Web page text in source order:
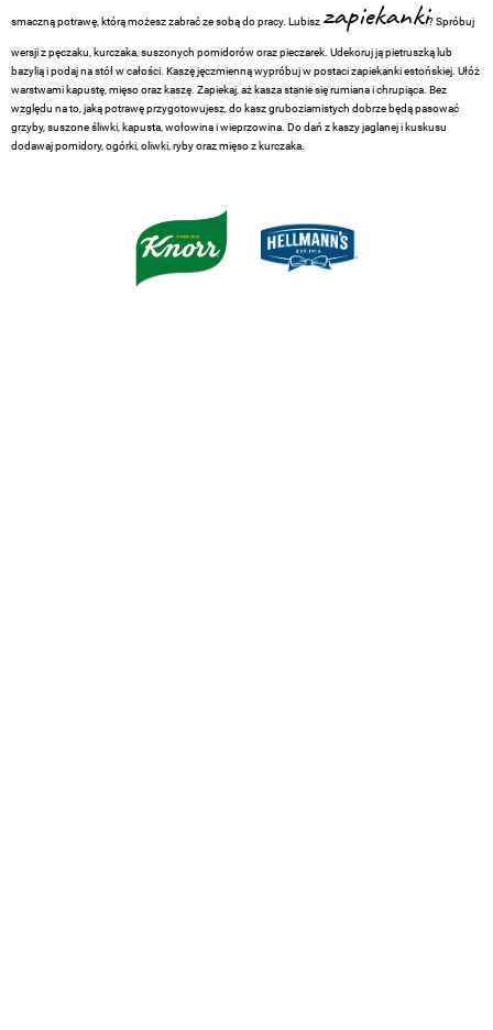
smaczną potrawę, którą możesz zabrać ze sobą do pracy. Lubiszzapiekanki? Spróbuj
wersji z pęczaku, kurczaka, suszonych pomidorów oraz pieczarek. Udekoruj ją pietruszką lub
bazylią i podaj na stół w całości. Kaszę jęczmienną wypróbuj w postaci zapiekanki estońskiej. Ułóż
warstwami kapustę, mięso oraz kaszę. Zapiekaj, aż kasza stanie się rumiana i chrupiąca. Bez
względu na to, jaką potrawę przygotowujesz, do kasz gruboziarnistych dobrze będą pasować
grzyby, suszone śliwki, kapusta, wołowina i wieprzowina. Do dań z kaszy jaglanej i kuskusu
dodawaj pomidory, ogórki, oliwki, ryby oraz mięso z kurczaka.